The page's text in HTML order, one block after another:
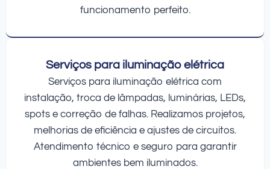
funcionamento perfeito.
Serviços para iluminação elétrica
Serviços para iluminação elétrica com
instalação, troca de lâmpadas, luminárias, LEDs,
spots e correção de falhas. Realizamos projetos,
melhorias de eficiência e ajustes de circuitos.
Atendimento técnico e seguro para garantir
ambientes bem iluminados.